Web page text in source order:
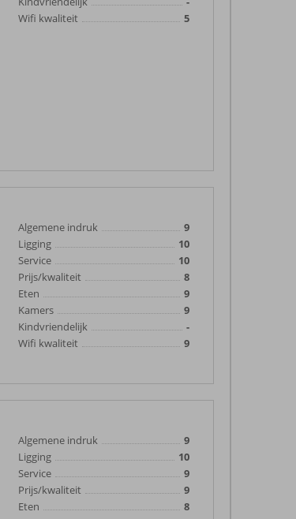
Wifi kwaliteit
5
Algemene indruk
9
Ligging
10
Service
10
Prijs/kwaliteit
8
Eten
9
Kamers
9
Kindvriendelijk
-
Wifi kwaliteit
9
Algemene indruk
9
Ligging
10
Service
9
Prijs/kwaliteit
9
Eten
8